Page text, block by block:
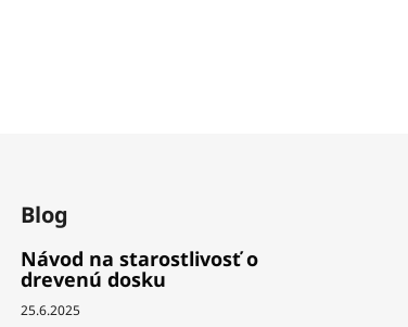
Blog
Návod na starostlivosť o
drevenú dosku
25.6.2025